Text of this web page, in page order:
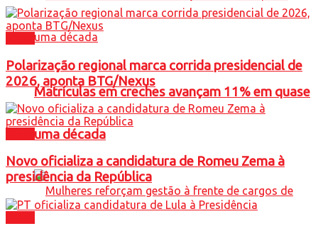
Matrículas em creches avançam 11% em quase
uma década
Polarização regional marca corrida presidencial de
2026, aponta BTG/Nexus
Novo oficializa a candidatura de Romeu Zema à
presidência da República